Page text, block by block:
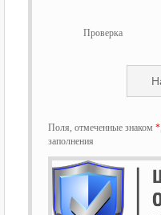
Проверка
Поля, отмеченные знаком *
заполнения